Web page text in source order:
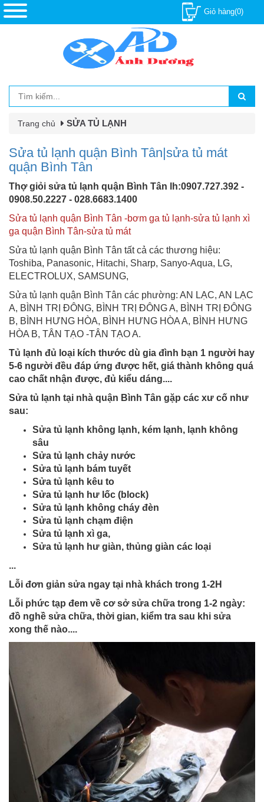
Giỏ hàng(0)
Trang chủ SỬA TỦ LẠNH
Sửa tủ lạnh quận Bình Tân|sửa tủ mát
quận Bình Tân
Thợ giỏi sửa tủ lạnh quận Bình Tân lh:0907.727.392 -
0908.50.2227 - 028.6683.1400
Sửa tủ lạnh quận Bình Tân -bơm ga tủ lạnh-sửa tủ lạnh xì
ga quận Bình Tân-sửa tủ mát
Sửa tủ lạnh quận Bình Tân tất cả các thương hiệu:
Toshiba, Panasonic, Hitachi, Sharp, Sanyo-Aqua, LG,
ELECTROLUX, SAMSUNG,
Sửa tủ lạnh quận Bình Tân các phường: AN LẠC, AN LẠC
A, BÌNH TRỊ ĐÔNG, BÌNH TRỊ ĐÔNG A, BÌNH TRỊ ĐÔNG
B, BÌNH HƯNG HÒA, BÌNH HƯNG HÒA A, BÌNH HƯNG
HÒA B, TÂN TẠO -TÂN TẠO A.
Tủ lạnh đủ loại kích thước dù gia đình bạn 1 người hay
5-6 người đều đáp ứng được hết, giá thành không quá
cao chất nhận được, đủ kiểu dáng....
Sửa tủ lạnh tại nhà quận Bình Tân gặp các xư cố như
sau:
Sửa tủ lạnh không lạnh, kém lạnh, lạnh không
sâu
Sửa tủ lạnh chảy nước
Sửa tủ lạnh bám tuyết
Sửa tủ lạnh kêu to
Sửa tủ lạnh hư lốc (block)
Sửa tủ lạnh không cháy đèn
Sửa tủ lạnh chạm điện
Sửa tủ lạnh xì ga,
Sửa tủ lạnh hư giàn, thủng giàn các loại
...
Lỗi đơn giản sửa ngay tại nhà khách trong 1-2H
Lỗi phức tạp đem về cơ sở sửa chữa trong 1-2 ngày:
đồ nghề sửa chữa, thời gian, kiểm tra sau khi sửa
xong thế nào....